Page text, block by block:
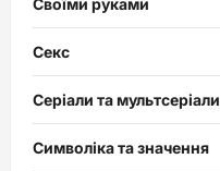
Своїми руками
Секс
Серіали та мультсеріали
Символіка та значення